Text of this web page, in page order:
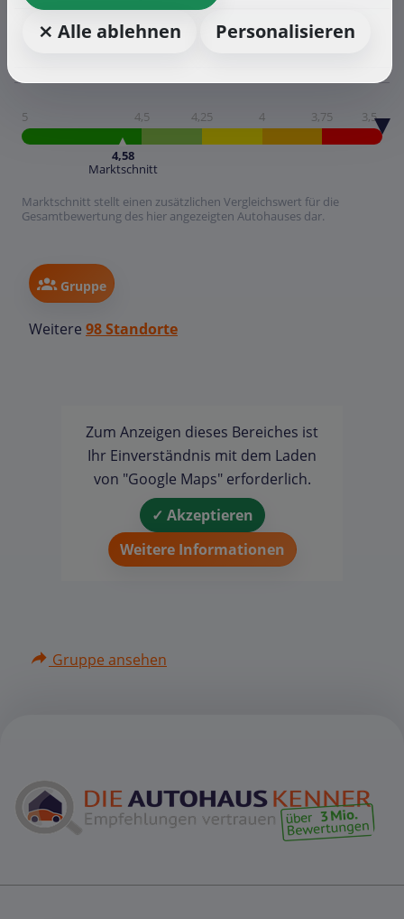
5 4,5 4,25 4 3,75 3,5
4,58
Marktschnitt
Marktschnitt stellt einen zusätzlichen Vergleichswert für die
Gesamtbewertung des hier angezeigten Autohauses dar.
Gruppe
Weitere 98 Standorte
Zum Anzeigen dieses Bereiches ist
Ihr Einverständnis mit dem Laden
von "Google Maps" erforderlich.
✓ Akzeptieren
Weitere Informationen
Gruppe ansehen
⨯ Alle ablehnen
Personalisieren